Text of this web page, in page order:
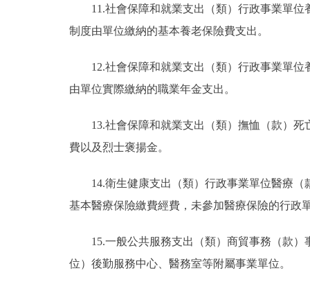
11.社會保障和就業支出（類）行政事業單
制度由單位繳納的基本養老保險費支出。
12.社會保障和就業支出（類）行政事業單
由單位實際繳納的職業年金支出。
13.社會保障和就業支出（類）撫恤（款）
費以及烈士褒揚金。
14.衛生健康支出（類）行政事業單位醫療
基本醫療保險繳費經費，未參加醫療保險的行政
15.一般公共服務支出（類）商貿事務（款
位）後勤服務中心、醫務室等附屬事業單位。